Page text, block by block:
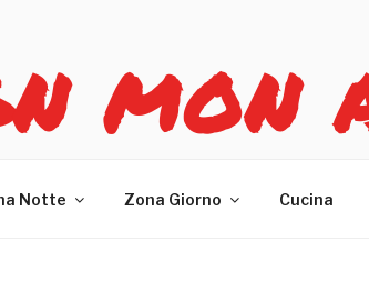
MON
Notte Zona Giorno Cucina